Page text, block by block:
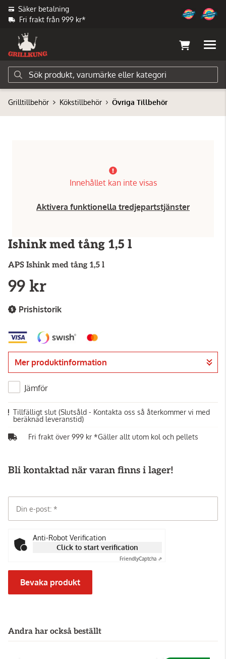
Säker betalning
Fri frakt från 999 kr*
Grilltillbehör Kökstillbehör Övriga Tillbehör
Innehållet kan inte visas
Aktivera funktionella tredjepartstjänster
Ishink med tång 1,5 l
APS Ishink med tång 1,5 l
99 kr
Prishistorik
Mer produktinformation
Jämför
Tillfälligt slut (Slutsåld - Kontakta oss så återkommer vi med
beräknad leveranstid)
Fri frakt över 999 kr *Gäller allt utom kol och pellets
Bli kontaktad när varan finns i lager!
Din e-post:
Anti-Robot Verification
Click to start verification
FriendlyCaptcha ⇗
Bevaka produkt
Andra har också beställt